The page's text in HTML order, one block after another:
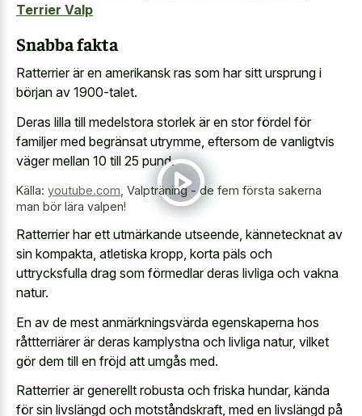
Terrier Valp
Snabba fakta
Ratterrier är en amerikansk ras som har sitt ursprung i
början av 1900-talet.
Deras lilla till medelstora storlek är en stor fördel för
familjer med begränsat utrymme, eftersom de vanligtvis
väger mellan 10 till 25 pund.
Källa: youtube.com Valpträning - de fem första sakerna
man bör lära valpen!
Ratterrier har ett utmärkande utseende, kännetecknat av
sin kompakta, atletiska kropp, korta päls och
uttrycksfulla drag som förmedlar deras livliga och vakna
natur.
En av de mest anmärkningsvärda egenskaperna hos
råttterriärer är deras kamplystna och livliga natur, vilket
gör dem till en fröjd att umgås med.
Ratterrier är generellt robusta och friska hundar, kända
för sin livslängd och motståndskraft, med en livslängd på